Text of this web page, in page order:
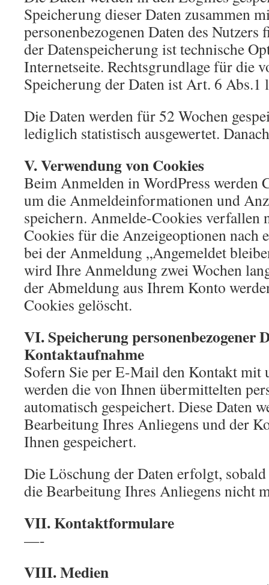
Speicherung dieser Daten zusammen
personenbezogenen Daten des
der Datenspeicherung ist technische
Internetseite. Rechtsgrundlage für die
Speicherung der Daten ist Art. 6 Abs.1
Die Daten werden für 52 Wochen
lediglich statistisch ausgewertet.
V. Verwendung von Cookies
Beim Anmelden in WordPress werden
um die Anmeldeinformationen und
speichern. Anmelde-Cookies verfallen
Cookies für die Anzeigeoptionen nach
bei der Anmeldung „Angemeldet
wird Ihre Anmeldung zwei Wochen
der Abmeldung aus Ihrem Konto
Cookies gelöscht.
VI. Speicherung personenbezogener
Kontaktaufnahme
Sofern Sie per E-Mail den Kontakt mit
werden die von Ihnen übermittelten
automatisch gespeichert. Diese Daten
Bearbeitung Ihres Anliegens und der
Ihnen gespeichert.
Die Löschung der Daten erfolgt,
die Bearbeitung Ihres Anliegens nicht
VII. Kontaktformulare
—-
VIII. Medien